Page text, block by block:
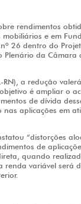
rendimentos
e em
26 dentro do
da Câmara
a redução
é ampliar o
de dívida
aplicações em
“distorções
de
quando
variável será